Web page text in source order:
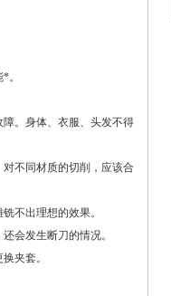
。
。身体、衣服、头发不得
不同材质的切削，应该合
不出理想的效果。
会发生断刀的情况。
夹套。